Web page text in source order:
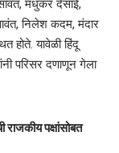
मधुकर देसाई,
निलेश कदम, मंदार
होते. यावेळी हिंदू
परिसर दणाणून गेला
राजकीय पक्षांसोबत